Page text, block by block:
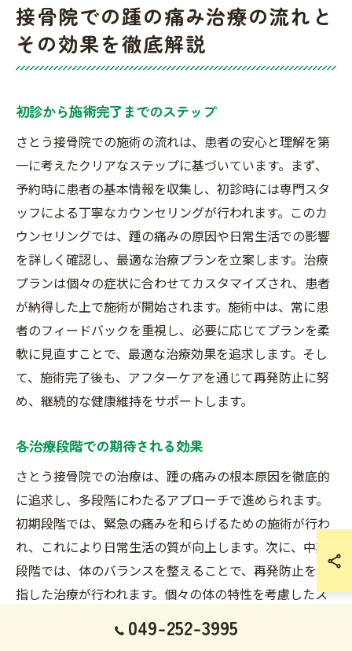
接骨院での踵の痛み治療の流れと
その効果を徹底解説
初診から施術完了までのステップ
さとう接骨院での施術の流れは、患者の安心と理解を第
一に考えたクリアなステップに基づいています。まず、
予約時に患者の基本情報を収集し、初診時には専門スタ
ッフによる丁寧なカウンセリングが行われます。このカ
ウンセリングでは、踵の痛みの原因や日常生活での影響
を詳しく確認し、最適な治療プランを立案します。治療
プランは個々の症状に合わせてカスタマイズされ、患者
が納得した上で施術が開始されます。施術中は、常に患
者のフィードバックを重視し、必要に応じてプランを柔
軟に見直すことで、最適な治療効果を追求します。そし
て、施術完了後も、アフターケアを通じて再発防止に努
め、継続的な健康維持をサポートします。
各治療段階での期待される効果
さとう接骨院での治療は、踵の痛みの根本原因を徹底的
に追求し、多段階にわたるアプローチで進められます。
初期段階では、緊急の痛みを和らげるための施術が行わ
れ、これにより日常生活の質が向上します。次に、中期
段階では、体のバランスを整えることで、再発防止を目
指した治療が行われます。個々の体の特性を考慮したス
サポートします。最終段階では、持続的な痛みの改善を
049-252-3995